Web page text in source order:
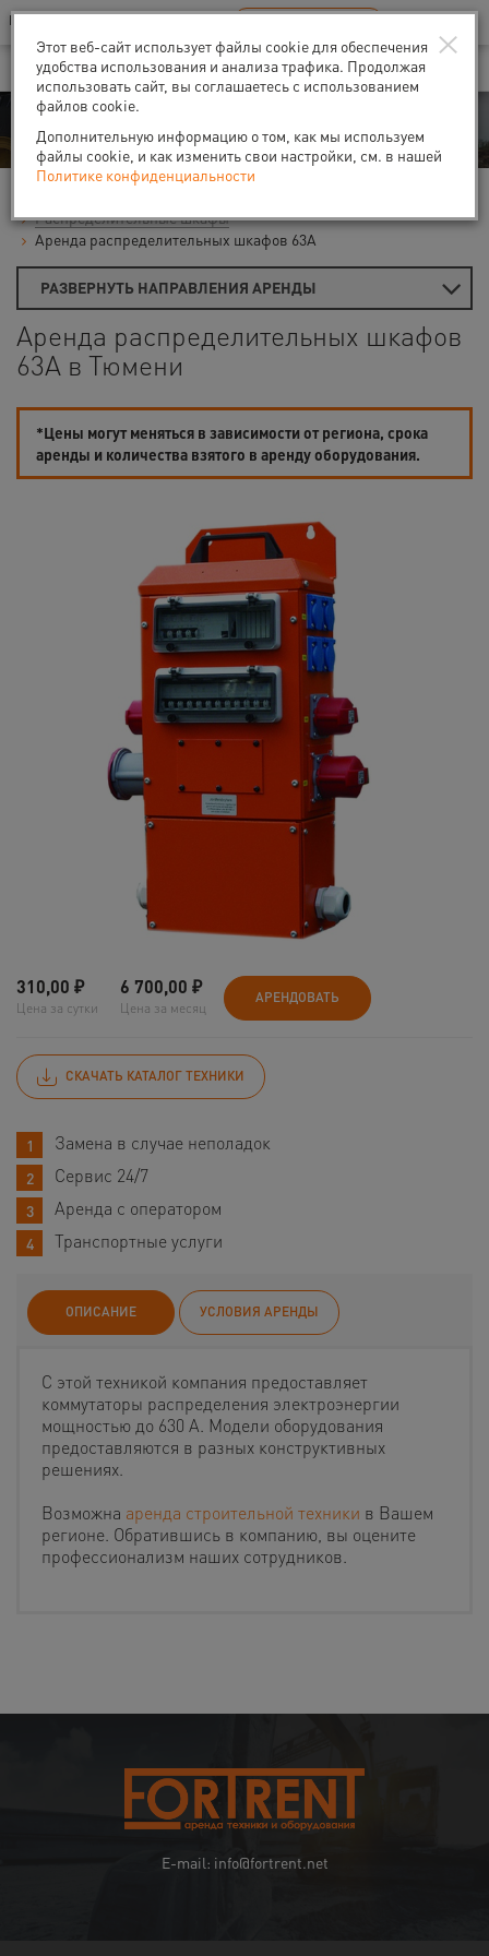
Ваш город:Тюмень
В Вашем регионе нет наших офисов RU EN
Аренда
Распределительные шкафы
Аренда распределительных шкафов 63А
РАЗВЕРНУТЬ НАПРАВЛЕНИЯ АРЕНДЫ
Аренда распределительных шкафов
63А в Тюмени
*Цены могут меняться в зависимости от региона, срока
аренды и количества взятого в аренду оборудования.
310,00 ₽
Цена за сутки
6 700,00 ₽
Цена за месяц
АРЕНДОВАТЬ
СКАЧАТЬ КАТАЛОГ ТЕХНИКИ
Замена в случае неполадок
Сервис 24/7
Аренда с оператором
Транспортные услуги
ОПИСАНИЕ УСЛОВИЯ АРЕНДЫ
С этой техникой компания предоставляет
коммутаторы распределения электроэнергии
мощностью до 630 А. Модели оборудования
предоставляются в разных конструктивных
решениях.
Возможна аренда строительной техники в Вашем
регионе. Обратившись в компанию, вы оцените
профессионализм наших сотрудников.
E-mail: info@fortrent.net
×
Этот веб-сайт использует файлы cookie для обеспечения
удобства использования и анализа трафика. Продолжая
использовать сайт, вы соглашаетесь с использованием
файлов cookie.
Дополнительную информацию о том, как мы используем
файлы cookie, и как изменить свои настройки, см. в нашей
Политике конфиденциальности